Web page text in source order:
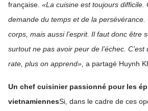
française. «La cuisine est toujours difficile.
demande du temps et de la persévérance.
corps, mais aussi l’esprit. Il faut donc être
surtout ne pas avoir peur de l’échec.
rate, plus on apprend», a partagé Huynh
Un chef cuisinier passionné pour les
vietnamiennesSi, dans le cadre de ces